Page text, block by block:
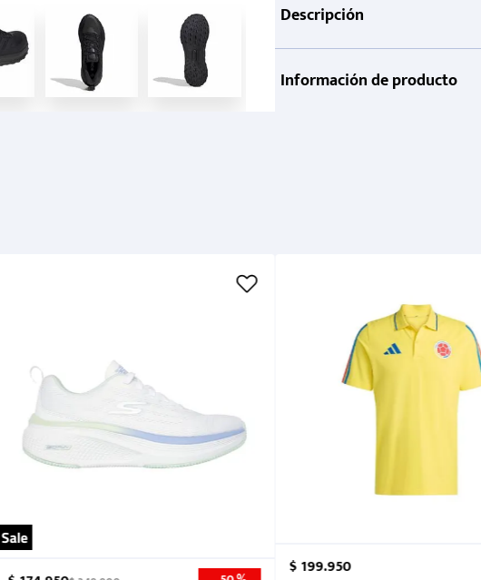
Descripción
Información de producto
Sale
$199.950